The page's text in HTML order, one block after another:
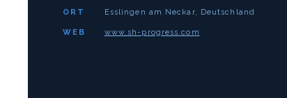
ORT
WEB
Esslingen am Neckar, Deutschland
www.sh-progress.com